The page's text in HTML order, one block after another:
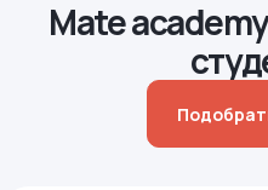
Mate